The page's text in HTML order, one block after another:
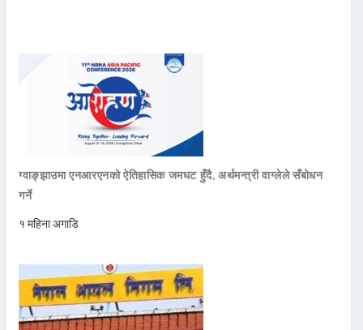
ग्वाङ्झाउमा एनआरएनको ऐतिहासिक जमघट हुँदै, अर्थमन्त्री वाग्लेले सँबोधन
गर्ने
१ महिना अगाडि